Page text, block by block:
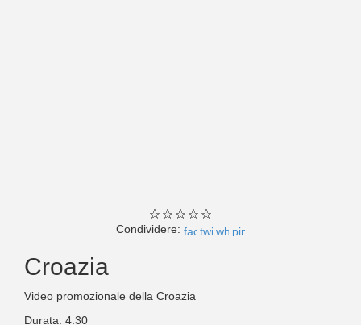
Condividere:
Croazia
Video promozionale della Croazia
Durata: 4:30